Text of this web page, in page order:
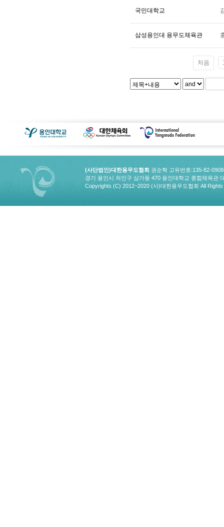
국민대학교
삼성용인대 용무도체육관
처음
(사단법인)대한용무도협회 권순혁 고유번호:135-82-
경기 용인시 처인구 삼가동 470 용인대학교 종합체육관
Copyrights (C) 2012~2020 (사)대한용무도협회 All